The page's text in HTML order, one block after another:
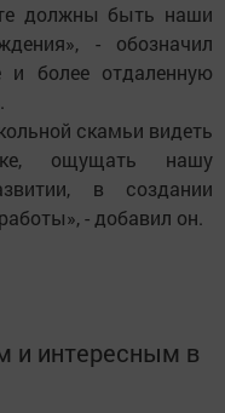
должны быть наши
- обозначил
более отдаленную
скамьи видеть
ощущать нашу
в создании
- добавил он.
и интересным в